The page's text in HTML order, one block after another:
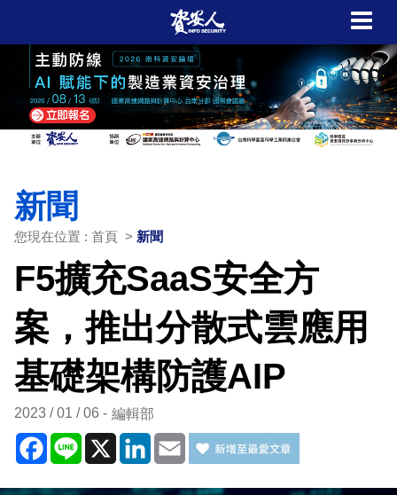
新聞
您現在位置 : 首頁 > 新聞
F5擴充SaaS安全方
案，推出分散式雲應用
基礎架構防護AIP
2023 / 01 / 06 編輯部
Facebook
Line X LinkedIn
Email